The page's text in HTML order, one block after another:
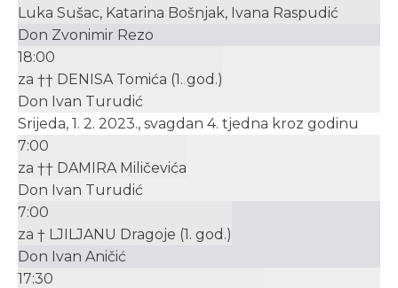
Luka Sušac, Katarina Bošnjak, Ivana Raspudić
Don Zvonimir Rezo
18:00
za †† DENISA Tomića (1. god.)
Don Ivan Turudić
Srijeda, 1. 2. 2023., svagdan 4. tjedna kroz godinu
7:00
za †† DAMIRA Miličevića
Don Ivan Turudić
7:00
za † LJILJANU Dragoje (1. god.)
Don Ivan Aničić
17:30